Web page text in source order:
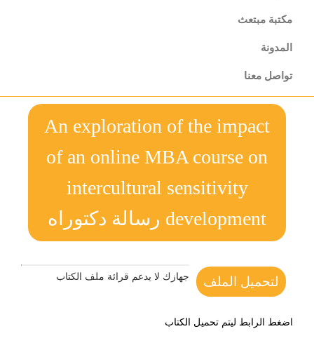
مكتبة مبتعث
المدونة
تواصل معنا
An exploration of the impact
of an online MBA course on
intercultural sensitivity
development رسالة دكتوراه
لتحميل الملف جهازك لا يدعم قرائة ملف الكتاب
اضغط الرابط ليتم تحميل الكتاب